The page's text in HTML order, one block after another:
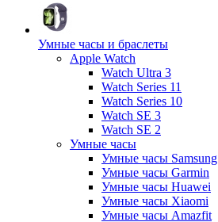
Умные часы и браслеты
Apple Watch
Watch Ultra 3
Watch Series 11
Watch Series 10
Watch SE 3
Watch SE 2
Умные часы
Умные часы Samsung
Умные часы Garmin
Умные часы Huawei
Умные часы Xiaomi
Умные часы Amazfit